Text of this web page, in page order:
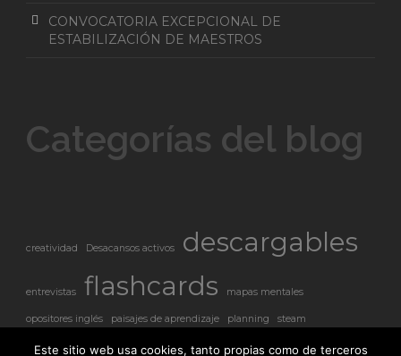
CONVOCATORIA EXCEPCIONAL DE
ESTABILIZACIÓN DE MAESTROS
Categorías del blog
creatividad Desacansos activos descargables
entrevistas flashcards mapas mentales
opositores inglés paisajes de aprendizaje planning
steam
Este sitio web usa cookies, tanto propias como de terceros